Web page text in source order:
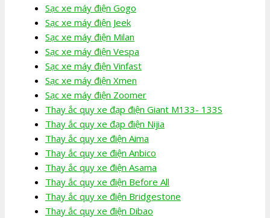
Sạc xe máy điện Gogo
Sạc xe máy điện Jeek
Sạc xe máy điện Milan
Sạc xe máy điện Vespa
Sạc xe máy điện Vinfast
Sạc xe máy điện Xmen
Sạc xe máy điện Zoomer
Thay ắc quy xe đạp điện Giant M133- 133S
Thay ắc quy xe đạp điện Nijia
Thay ắc quy xe điện Aima
Thay ắc quy xe điện Anbico
Thay ắc quy xe điện Asama
Thay ắc quy xe điện Before All
Thay ắc quy xe điện Bridgestone
Thay ắc quy xe điện Dibao